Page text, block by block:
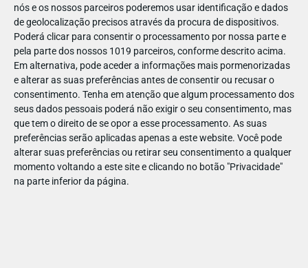
nós e os nossos parceiros poderemos usar identificação e dados
de geolocalização precisos através da procura de dispositivos.
Poderá clicar para consentir o processamento por nossa parte e
pela parte dos nossos 1019 parceiros, conforme descrito acima.
Em alternativa, pode aceder a informações mais pormenorizadas
e alterar as suas preferências antes de consentir ou recusar o
consentimento. Tenha em atenção que algum processamento dos
seus dados pessoais poderá não exigir o seu consentimento, mas
que tem o direito de se opor a esse processamento. As suas
preferências serão aplicadas apenas a este website. Você pode
alterar suas preferências ou retirar seu consentimento a qualquer
momento voltando a este site e clicando no botão "Privacidade"
na parte inferior da página.
11
12230220937704